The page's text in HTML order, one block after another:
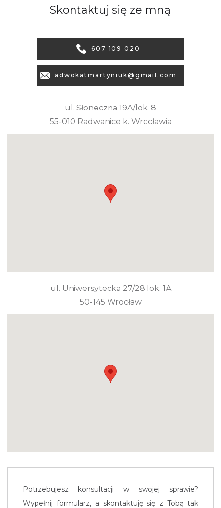
Skontaktuj się ze mną
607 109 020
adwokatmartyniuk@gmail.com
ul. Słoneczna 19A/lok. 8
55-010 Radwanice k. Wrocławia
ul. Uniwersytecka 27/28 lok. 1A
50-145 Wrocław
Potrzebujesz konsultacji w swojej sprawie?
Wypełnij formularz, a skontaktuję się z Tobą tak